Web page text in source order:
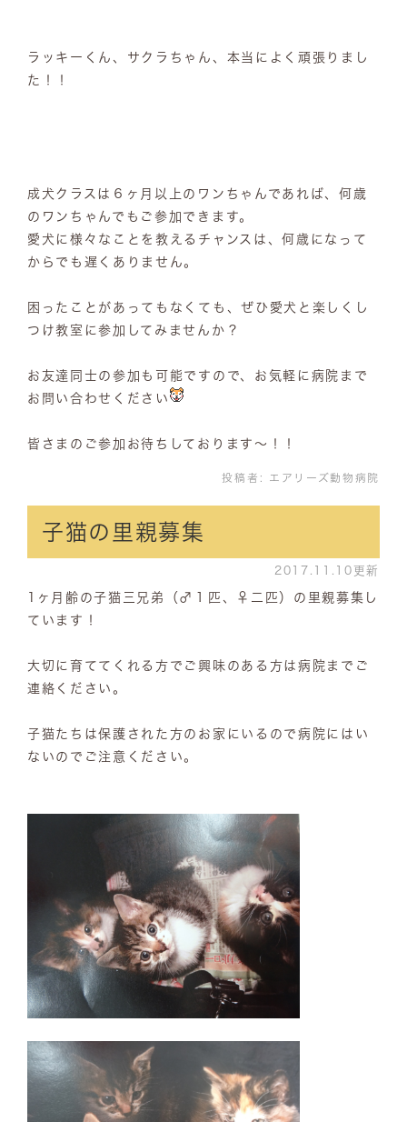
ラッキーくん、サクラちゃん、本当によく頑張りまし
た！！
成犬クラスは６ヶ月以上のワンちゃんであれば、何歳
のワンちゃんでもご参加できます。
愛犬に様々なことを教えるチャンスは、何歳になって
からでも遅くありません。
困ったことがあってもなくても、ぜひ愛犬と楽しくし
つけ教室に参加してみませんか？
お友達同士の参加も可能ですので、お気軽に病院まで
お問い合わせください
皆さまのご参加お待ちしております～！！
投稿者: エアリーズ動物病院
子猫の里親募集
2017.11.10更新
1ヶ月齢の子猫三兄弟（♂１匹、♀二匹）の里親募集し
ています！
大切に育ててくれる方でご興味のある方は病院までご
連絡ください。
子猫たちは保護された方のお家にいるので病院にはい
ないのでご注意ください。